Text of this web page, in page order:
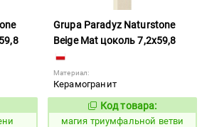
Grupa Paradyz Naturstone
Beige Mat цоколь 7,2x59,8
Материал:
Керамогранит
919259
Код товара:
магия триумфальной ветви